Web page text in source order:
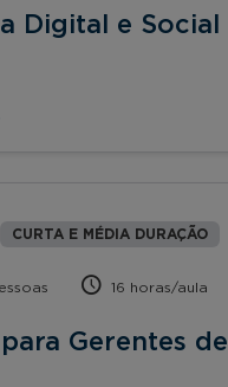
Digital e Social
CURTA E MÉDIA DURAÇÃO
16 horas/aula
Gerentes de